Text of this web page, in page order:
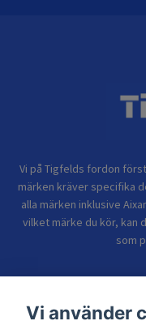
Vi på Tigfelds fordon
märken kräver specifika
alla märken inklusive
vilket märke du kör, kan
som
Vi använder